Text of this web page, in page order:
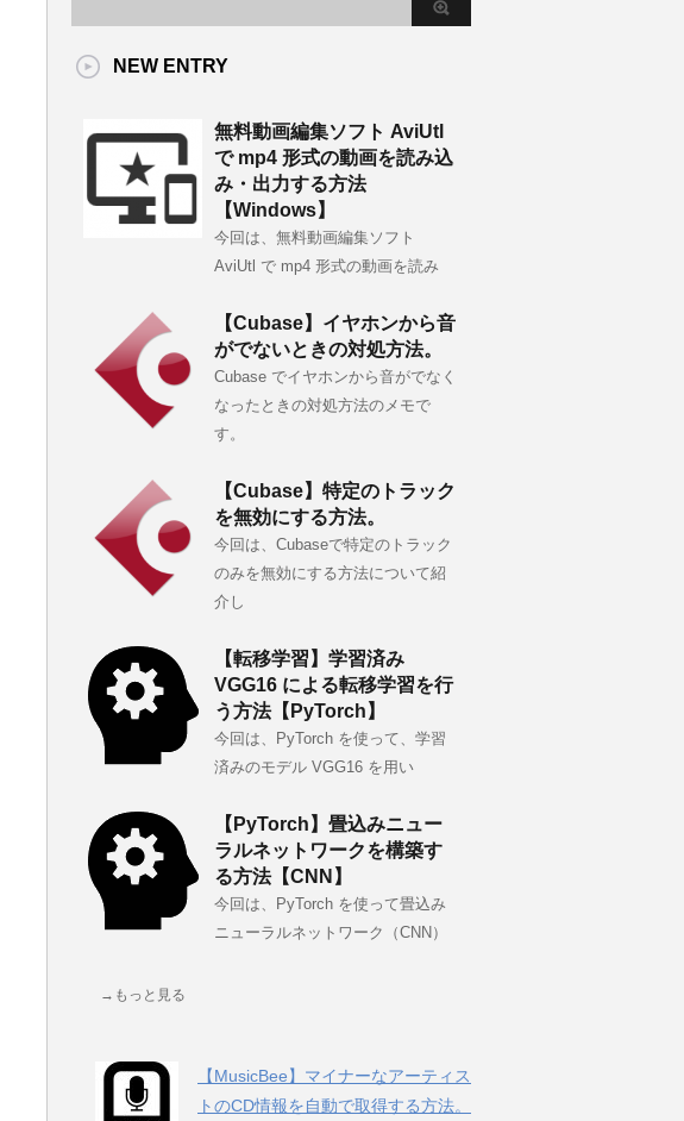
NEW ENTRY
無料動画編集ソフト AviUtl
で mp4 形式の動画を読み込
み・出力する方法
【Windows】
今回は、無料動画編集ソフト
AviUtl で mp4 形式の動画を読み
【Cubase】イヤホンから音
がでないときの対処方法。
Cubase でイヤホンから音がでなく
なったときの対処方法のメモで
す。
【Cubase】特定のトラック
を無効にする方法。
今回は、Cubaseで特定のトラック
のみを無効にする方法について紹
介し
【転移学習】学習済み
VGG16 による転移学習を行
う方法【PyTorch】
今回は、PyTorch を使って、学習
済みのモデル VGG16 を用い
【PyTorch】畳込みニュー
ラルネットワークを構築す
る方法【CNN】
今回は、PyTorch を使って畳込み
ニューラルネットワーク（CNN）
→もっと見る
【MusicBee】マイナーなアーティス
トのCD情報を自動で取得する方法。